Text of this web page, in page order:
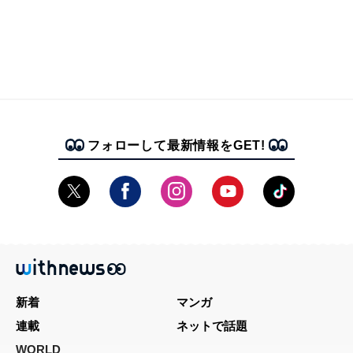
フォローして最新情報をGET!
新着
マンガ
連載
ネットで話題
WORLD